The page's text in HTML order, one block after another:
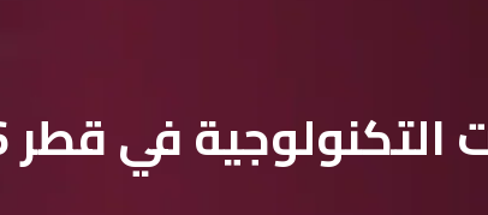
في قطر 2026 : الشروط والضمانات